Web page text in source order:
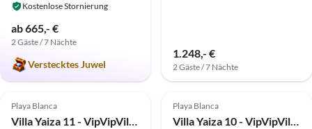
Kostenlose Stornierung
ab 665,- €
2 Gäste / 7 Nächte
Verstecktes Juwel
1.248,- €
2 Gäste / 7 Nächte
Top-Inserat
Playa Blanca
Villa Yaiza 11 - VipVipVillas
Top-Inserat
Playa Blanca
Villa Yaiza 10 - VipVipVillas